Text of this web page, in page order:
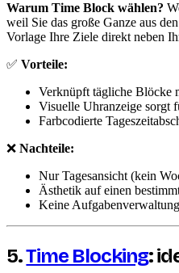
Warum Time Block wählen?
weil Sie das große Ganze aus
Vorlage Ihre Ziele direkt neben
✅ Vorteile:
Verknüpft tägliche Blöcke
Visuelle Uhranzeige sorgt
Farbcodierte
❌ Nachteile:
Nur Tagesansicht (kein
Ästhetik auf einen
Keine
5.Time Blocking: